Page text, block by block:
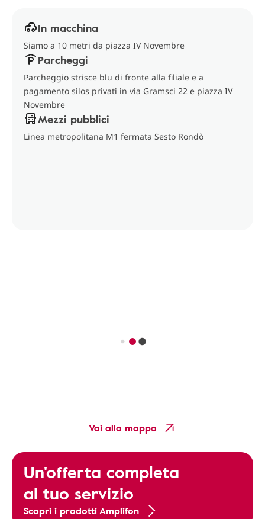
In macchina
Siamo a 10 metri da piazza IV Novembre
Parcheggi
Parcheggio strisce blu di fronte alla filiale e a
pagamento silos privati in via Gramsci 22 e piazza IV
Novembre
Mezzi pubblici
Linea metropolitana M1 fermata Sesto Rondò
Vai alla mappa
Un'offerta completa
al tuo servizio
Scopri i prodotti Amplifon